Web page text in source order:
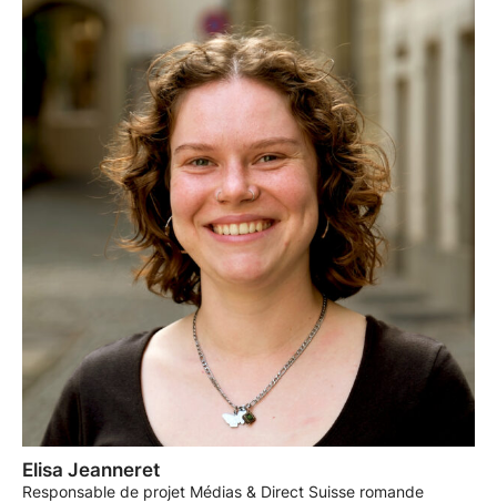
Elisa Jeanneret
Responsable de projet Médias & Direct Suisse romande